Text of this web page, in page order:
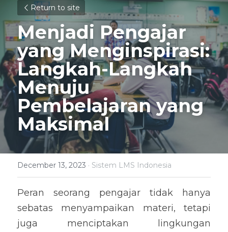
Return to site
Menjadi Pengajar
yang Menginspirasi:
Langkah-Langkah
Menuju
Pembelajaran yang
Maksimal
December 13, 2023 · Sistem LMS Indonesia
Peran seorang pengajar tidak hanya
sebatas menyampaikan materi, tetapi
juga menciptakan lingkungan